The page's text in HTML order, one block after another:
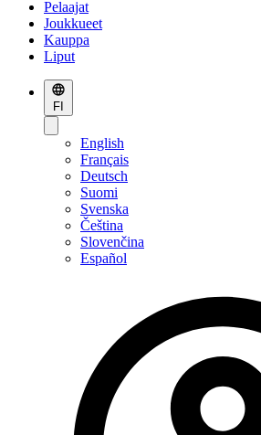
Pelaajat
Joukkueet
Kauppa
Liput
FI
English
Français
Deutsch
Suomi
Svenska
Čeština
Slovenčina
Español